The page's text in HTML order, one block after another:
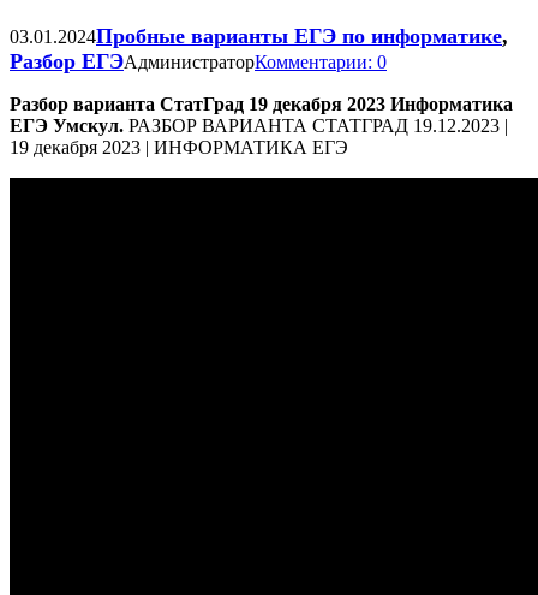
03.01.2024Пробные варианты ЕГЭ по информатике,
Разбор ЕГЭАдминистраторКомментарии: 0
Разбор варианта СтатГрад 19 декабря 2023 Информатика
ЕГЭ Умскул. РАЗБОР ВАРИАНТА СТАТГРАД 19.12.2023 |
19 декабря 2023 | ИНФОРМАТИКА ЕГЭ